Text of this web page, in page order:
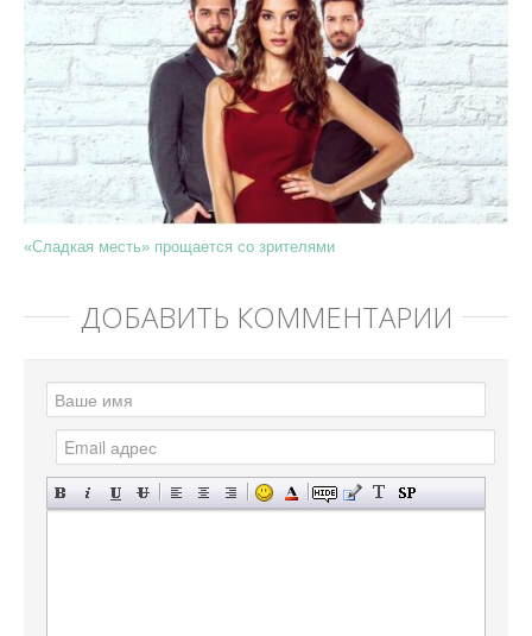
«Сладкая месть» прощается со зрителями
ДОБАВИТЬ КОММЕНТАРИЙ